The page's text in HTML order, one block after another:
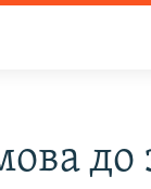
до